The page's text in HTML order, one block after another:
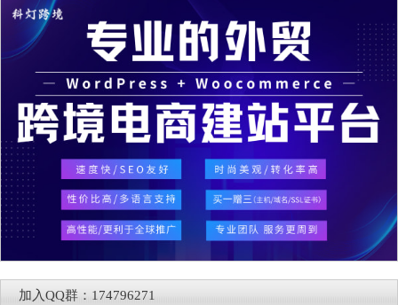
加入QQ群：174796271